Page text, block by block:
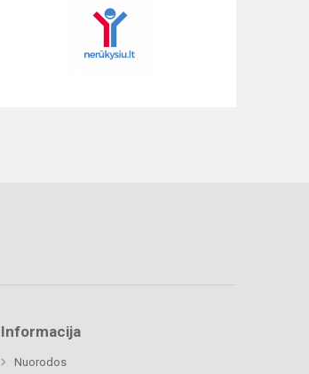
Informacija
Nuorodos